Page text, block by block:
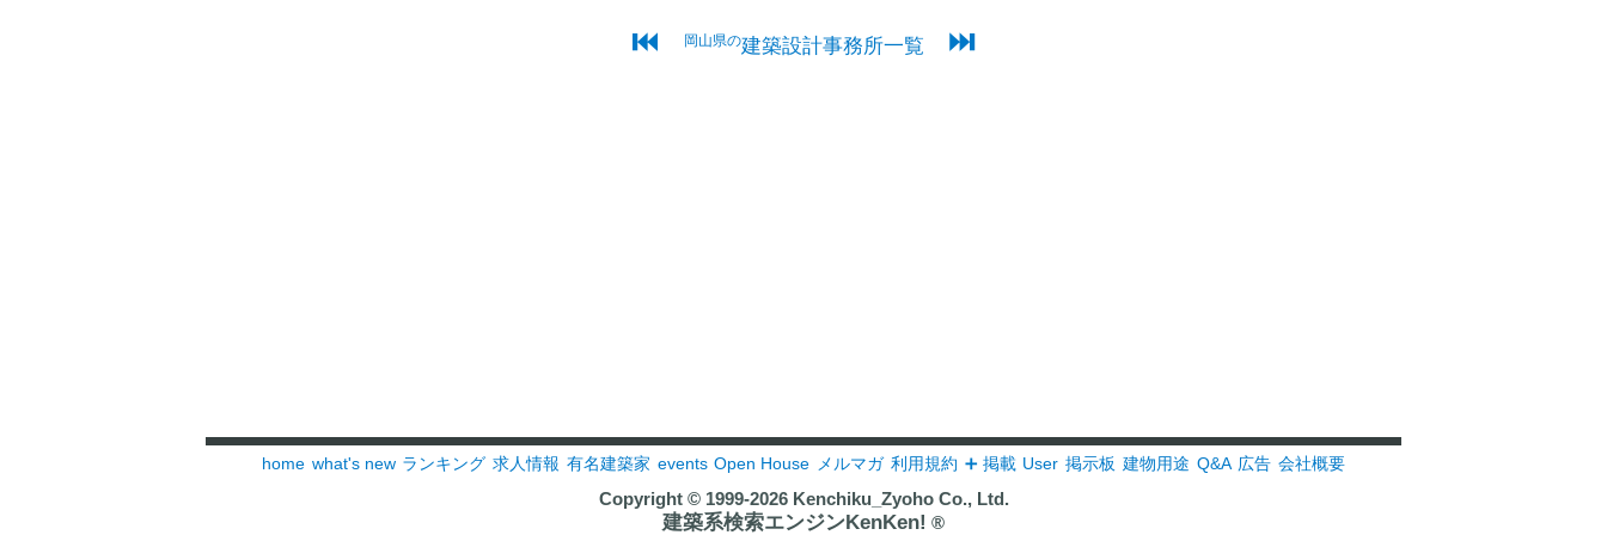
⏮ 岡山県の建築設計事務所一覧 ⏭
home what's new ランキング 求人情報 有名建築家 events Open House メルマガ 利用規約 ➕ 掲載 User 掲示板 建物用途 Q&A 広告 会社概要
Copyright © 1999-2026 Kenchiku_Zyoho Co., Ltd.
建築系検索エンジンKenKen! ®